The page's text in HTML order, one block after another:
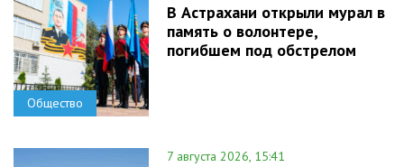
Общество
В Астрахани открыли мурал в
память о волонтере,
погибшем под обстрелом
7 августа 2026, 15:41